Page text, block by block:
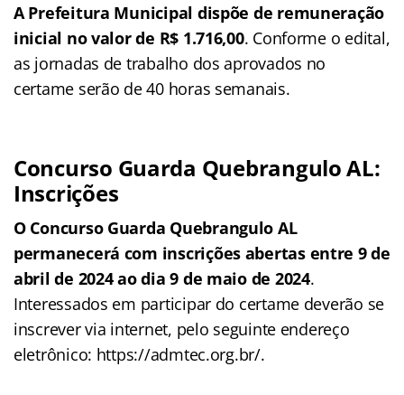
A Prefeitura Municipal dispõe de remuneração
inicial no valor de R$ 1.716,00. Conforme o edital,
as jornadas de trabalho dos aprovados no
certame serão de 40 horas semanais.
Concurso Guarda Quebrangulo AL:
Inscrições
O Concurso Guarda Quebrangulo AL
permanecerá com inscrições abertas entre 9 de
abril de 2024 ao dia 9 de maio de 2024.
Interessados em participar do certame deverão se
inscrever via internet, pelo seguinte endereço
eletrônico: https://admtec.org.br/.